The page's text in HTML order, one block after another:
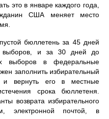
это в январе каждого года,
США меняет место
бюллетень за 45 дней
выборов, и за 30 дней до
выборов в федеральные
заполнить избирательный
и вернуть его в местные
срока бюллетеня.
возврата избирательного
электронной почтой, в